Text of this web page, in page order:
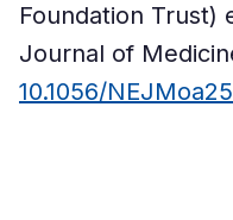
Foundation Trust)
Journal of
10.1056/